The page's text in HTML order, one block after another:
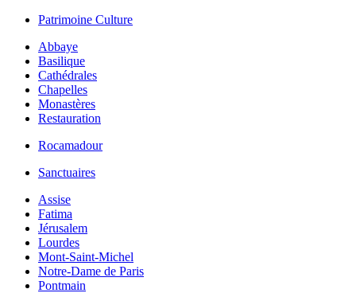
Patrimoine Culture
Abbaye
Basilique
Cathédrales
Chapelles
Monastères
Restauration
Rocamadour
Sanctuaires
Assise
Fatima
Jérusalem
Lourdes
Mont-Saint-Michel
Notre-Dame de Paris
Pontmain